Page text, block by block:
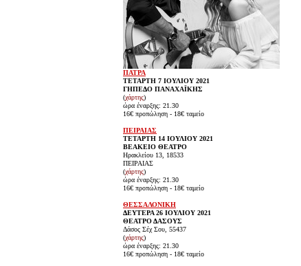
ΠΑΤΡΑ
ΤΕΤΑΡΤΗ 7 ΙΟΥΛΙΟΥ 2021
ΓΗΠΕΔΟ ΠΑΝΑΧΑΪΚΗΣ
(χάρτης)
ώρα έναρξης: 21.30
16€ προπώληση - 18€ ταμείο
ΠΕΙΡΑΙΑΣ
ΤΕΤΑΡΤΗ 14 ΙΟΥΛΙΟΥ 2021
ΒΕΑΚΕΙΟ ΘΕΑΤΡΟ
Ηρακλείου 13, 18533
ΠΕΙΡΑΙΑΣ
(χάρτης)
ώρα έναρξης: 21.30
16€ προπώληση - 18€ ταμείο
ΘΕΣΣΑΛΟΝΙΚΗ
ΔΕΥΤΕΡΑ 26 ΙΟΥΛΙΟΥ 2021
ΘΕΑΤΡΟ ΔΑΣΟΥΣ
Δάσος Σέχ Σου, 55437
(χάρτης)
ώρα έναρξης: 21.30
16€ προπώληση - 18€ ταμείο